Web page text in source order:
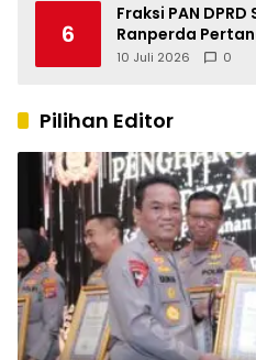
6
Fraksi PAN
Ranperda
2025, Soroti
10 Juli 2026 0
Pilihan Editor